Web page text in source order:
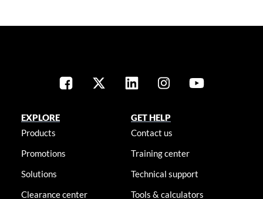
EXPLORE
Products
Promotions
Solutions
Clearance center
GET HELP
Contact us
Training center
Technical support
Tools & calculators